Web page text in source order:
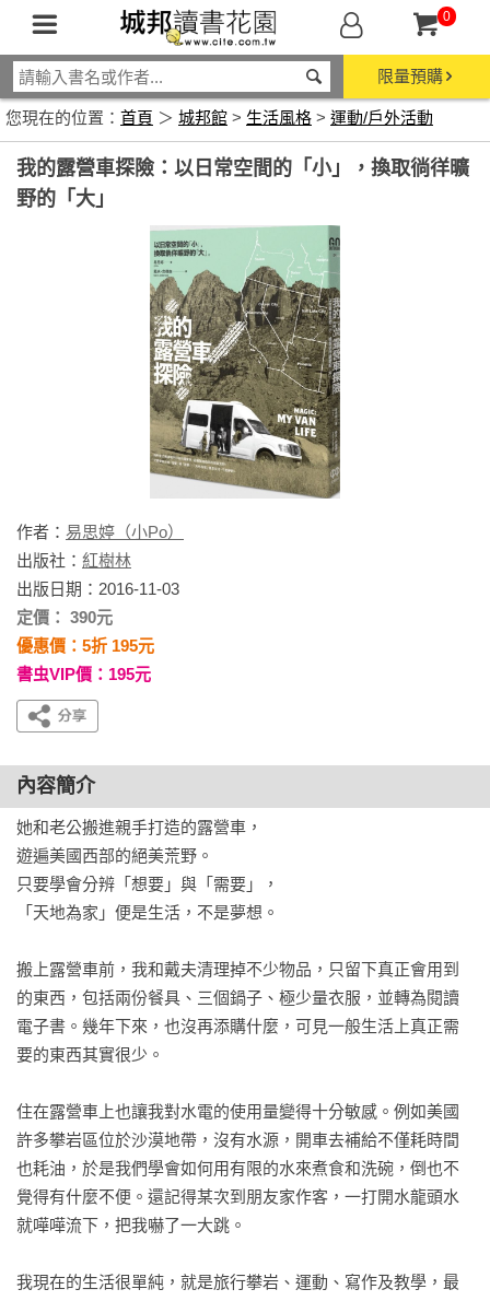
0
限量預購
您現在的位置： 首頁 ＞ 城邦館 > 生活風格 > 運動/戶外活動
我的露營車探險：以日常空間的「小」，換取徜徉曠
野的「大」
作者： 易思婷（小Po）
出版社： 紅樹林
出版日期：2016-11-03
定價： 390元
優惠價：5折 195元
書虫VIP價：195元
內容簡介
她和老公搬進親手打造的露營車，
遊遍美國西部的絕美荒野。
只要學會分辨「想要」與「需要」，
「天地為家」便是生活，不是夢想。
搬上露營車前，我和戴夫清理掉不少物品，只留下真正會用到
的東西，包括兩份餐具、三個鍋子、極少量衣服，並轉為閱讀
電子書。幾年下來，也沒再添購什麼，可見一般生活上真正需
要的東西其實很少。
住在露營車上也讓我對水電的使用量變得十分敏感。例如美國
許多攀岩區位於沙漠地帶，沒有水源，開車去補給不僅耗時間
也耗油，於是我們學會如何用有限的水來煮食和洗碗，倒也不
覺得有什麼不便。還記得某次到朋友家作客，一打開水龍頭水
就嘩嘩流下，把我嚇了一大跳。
我現在的生活很單純，就是旅行攀岩、運動、寫作及教學，最